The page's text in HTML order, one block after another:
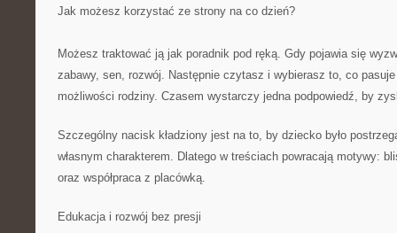
Jak możesz korzystać ze strony na co dzień?
Możesz traktować ją jak poradnik pod ręką. Gdy pojawia się
zabawy, sen, rozwój. Następnie czytasz i wybierasz to, co
możliwości rodziny. Czasem wystarczy jedna podpowiedź, by
Szczególny nacisk kładziony jest na to, by dziecko było
własnym charakterem. Dlatego w treściach powracają motywy:
oraz współpraca z placówką.
Edukacja i rozwój bez presji